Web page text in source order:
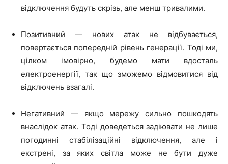
відключення будуть скрізь, але менш тривалими.
Позитивний — нових атак не відбувається,
повертається попередній рівень генерації. Тоді ми,
цілком імовірно, будемо мати вдосталь
електроенергії, так що зможемо відмовитися від
відключень взагалі.
Негативний — якщо мережу сильно пошкодять
внаслідок атак. Тоді доведеться задіювати не лише
погодинні стабілізаційні відключення, але і
екстрені, за яких світла може не бути дуже